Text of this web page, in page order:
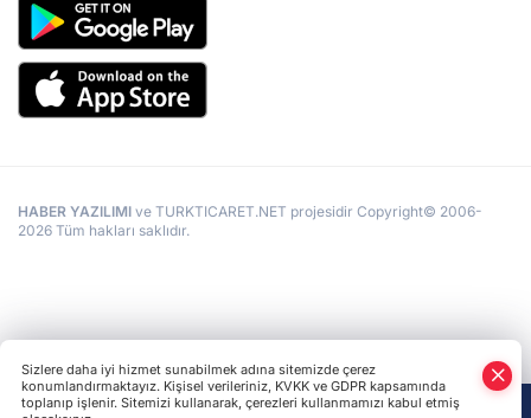
HABER YAZILIMI ve TURKTICARET.NET projesidir Copyright© 2006-
2026 Tüm hakları saklıdır.
Sizlere daha iyi hizmet sunabilmek adına sitemizde çerez
konumlandırmaktayız. Kişisel verileriniz, KVKK ve GDPR kapsamında
toplanıp işlenir. Sitemizi kullanarak, çerezleri kullanmamızı kabul etmiş